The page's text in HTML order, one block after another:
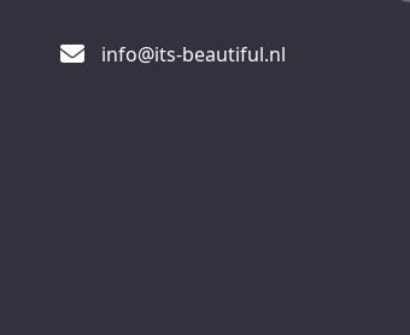
info@its-beautiful.nl